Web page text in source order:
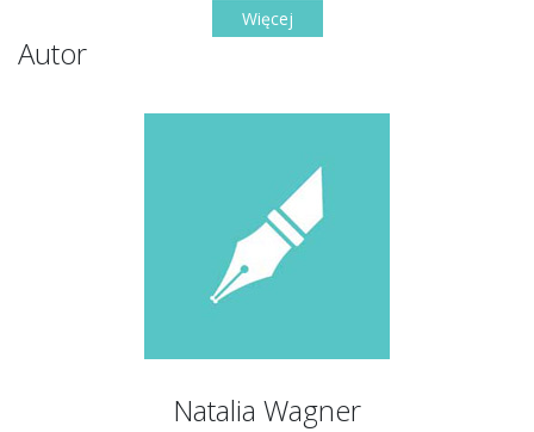
Więcej
Autor
Natalia Wagner